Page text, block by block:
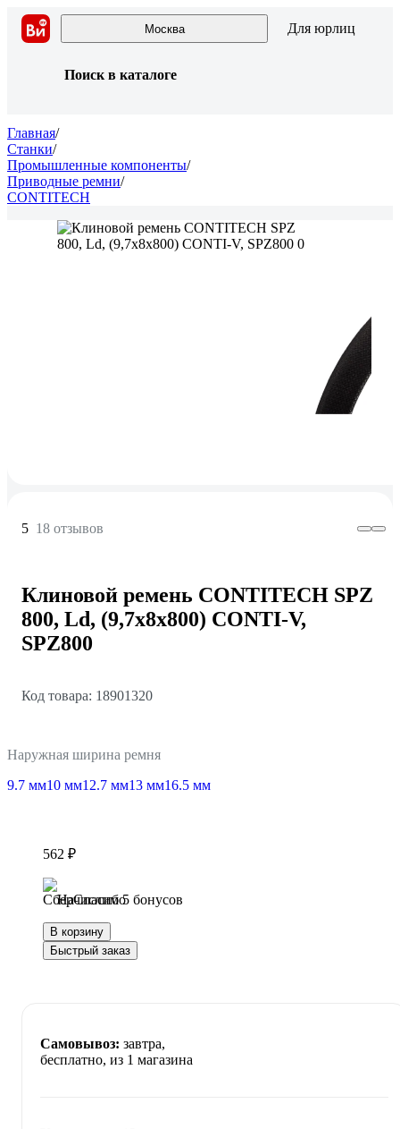
Москва Для юрлиц
Поиск в каталоге
Главная/
Станки/
Промышленные компоненты/
Приводные ремни/
CONTITECH
5 18 отзывов
Клиновой ремень CONTITECH SPZ
800, Ld, (9,7x8x800) CONTI-V,
SPZ800
Код товара: 18901320
Наружная ширина ремня
9.7 мм10 мм12.7 мм13 мм16.5 мм
562 ₽
Начислим 5 бонусов
В корзину
Быстрый заказ
Самовывоз: завтра,
бесплатно, из 1 магазина